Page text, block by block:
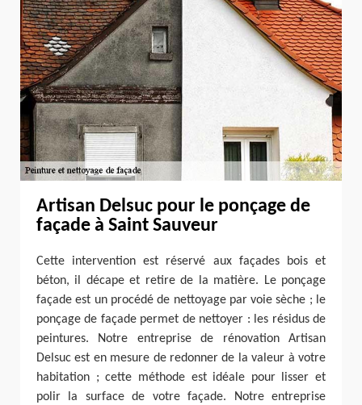
Artisan Delsuc pour le ponçage de
façade à Saint Sauveur
Cette intervention est réservé aux façades bois et
béton, il décape et retire de la matière. Le ponçage
façade est un procédé de nettoyage par voie sèche ; le
ponçage de façade permet de nettoyer : les résidus de
peintures. Notre entreprise de rénovation Artisan
Delsuc est en mesure de redonner de la valeur à votre
habitation ; cette méthode est idéale pour lisser et
polir la surface de votre façade. Notre entreprise